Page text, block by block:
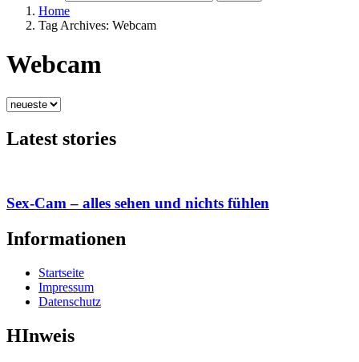
Home
Tag Archives: Webcam
Webcam
Latest stories
Sex-Cam – alles sehen und nichts fühlen
Informationen
Startseite
Impressum
Datenschutz
HInweis